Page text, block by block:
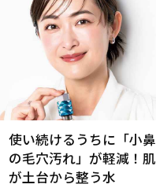
使い続けるうちに「小鼻
の毛穴汚れ」が軽減！肌
が土台から整う水